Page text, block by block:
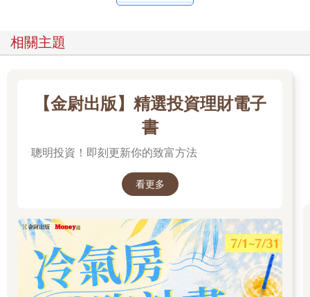
哲學家 是，我的確說過。
「不要被假鈔給騙了。」一邊又將其他假鈔往人家手裡塞。這根
本就是典型的詐欺手法！
哲學家 無論任何人，從這一瞬間開始就能獲得幸福。這不是什
麼魔法，而是儼然不爭的事實。無論是你，還是任何人，誰都可
地就能享有的，一定要在自己邁出步伐的那條路上持續不斷前
進。這一點必須事先釐清。
你已經跨出了最初的那一步，而且跨出了一大步。可是你的勇氣
遭受挫折，所以正打算要停下腳步或折回原點，你知道為什麼
年輕人 您是在說我的耐力不夠吧？
相關主題
【金尉出版】精選投資理財電子
書
聰明投資！即刻更新你的致富方法
看更多